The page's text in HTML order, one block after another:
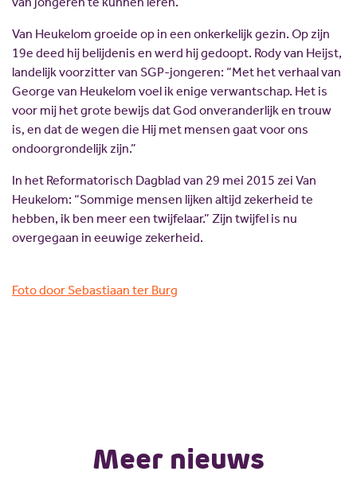
Van Heukelom groeide op in een onkerkelijk gezin. Op zijn
19e deed hij belijdenis en werd hij gedoopt. Rody van Heijst,
landelijk voorzitter van SGP-jongeren: “Met het verhaal van
George van Heukelom voel ik enige verwantschap. Het is
voor mij het grote bewijs dat God onveranderlijk en trouw
is, en dat de wegen die Hij met mensen gaat voor ons
ondoorgrondelijk zijn.”
In het Reformatorisch Dagblad van 29 mei 2015 zei Van
Heukelom: “Sommige mensen lijken altijd zekerheid te
hebben, ik ben meer een twijfelaar.” Zijn twijfel is nu
overgegaan in eeuwige zekerheid.
Foto door Sebastiaan ter Burg
Meer nieuws